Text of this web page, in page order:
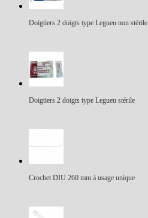
Doigtiers 2 doigts type Legueu non stérile
Doigtiers 2 doigts type Legueu stérile
Crochet DIU 260 mm à usage unique